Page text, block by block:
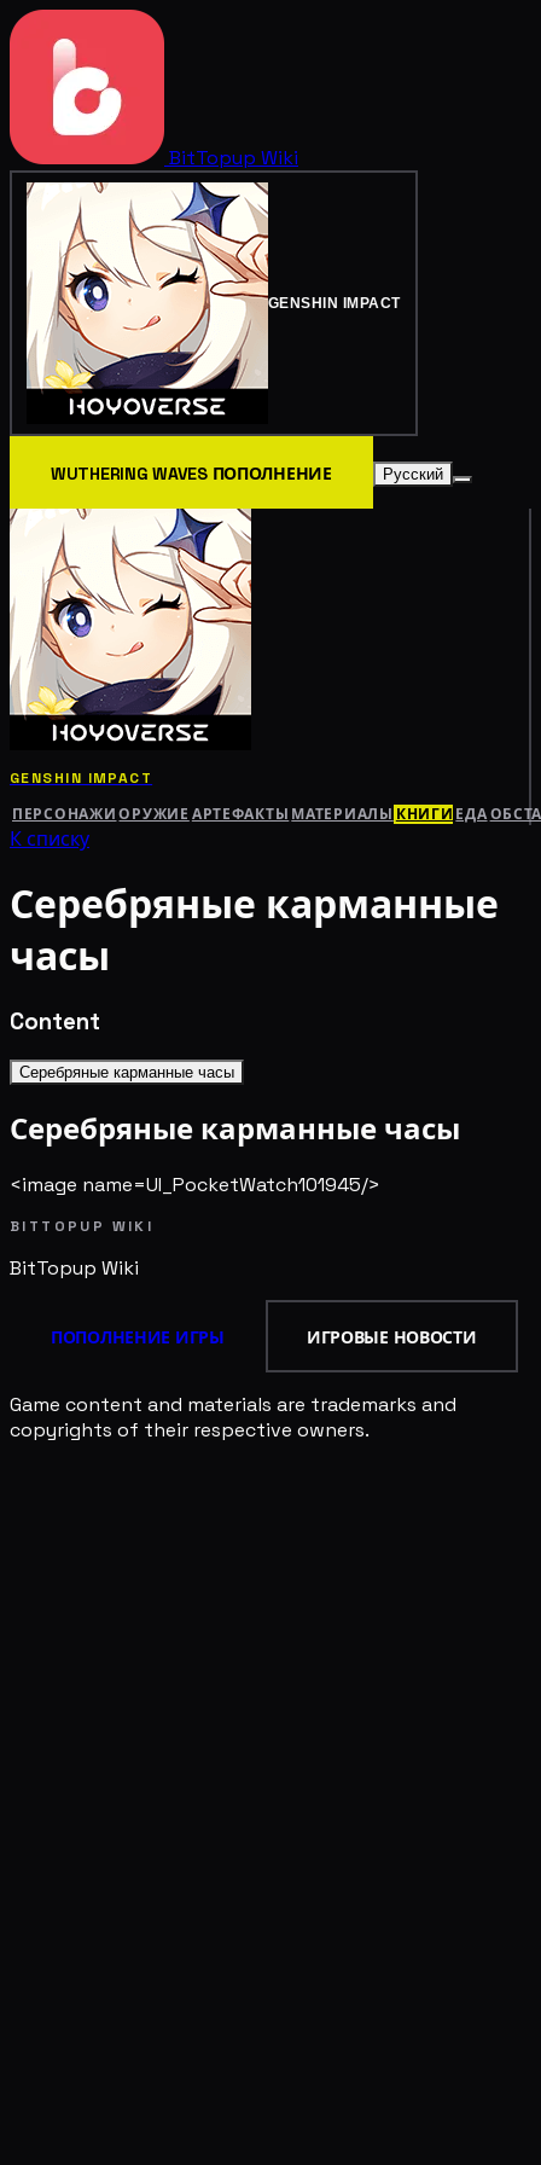
BitTopup Wiki
GENSHIN IMPACT
WUTHERING WAVES ПОПОЛНЕНИЕ Русский
GENSHIN IMPACT
ПЕРСОНАЖИ ОРУЖИЕ АРТЕФАКТЫ МАТЕРИАЛЫ КНИГИ ЕДА
К списку
Серебряные карманные
часы
Content
Серебряные карманные часы
Серебряные карманные часы
<image name=UI_PocketWatch101945/>
BITTOPUP WIKI
BitTopup Wiki
ПОПОЛНЕНИЕ ИГРЫ ИГРОВЫЕ НОВОСТИ
Game content and materials are trademarks and
copyrights of their respective owners.